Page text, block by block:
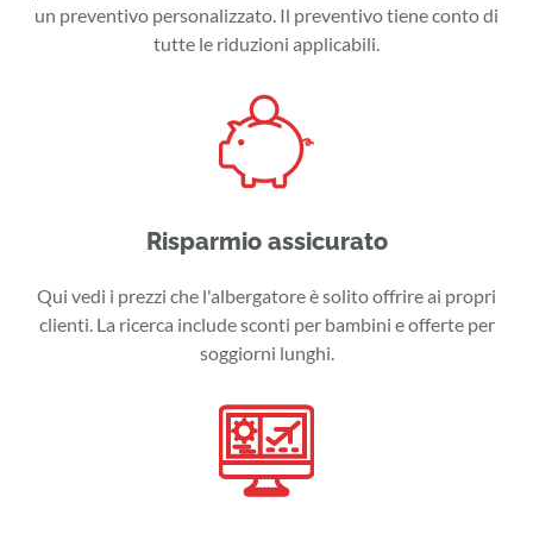
un preventivo personalizzato. Il preventivo tiene conto di
tutte le riduzioni applicabili.
Risparmio assicurato
Qui vedi i prezzi che l'albergatore è solito offrire ai propri
clienti. La ricerca include sconti per bambini e offerte per
soggiorni lunghi.